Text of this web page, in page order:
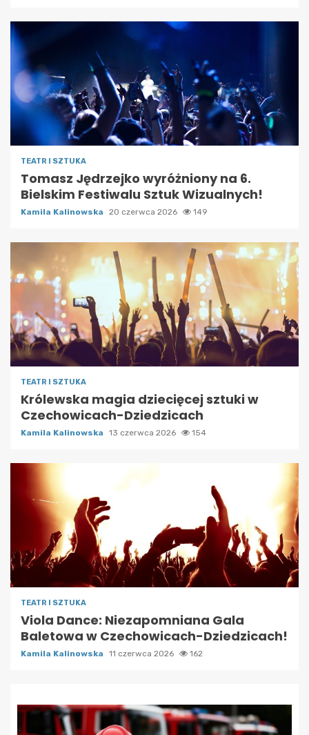
TEATR I SZTUKA
Tomasz Jędrzejko wyróżniony na 6.
Bielskim Festiwalu Sztuk Wizualnych!
Kamila Kalinowska 20 czerwca 2026 149
TEATR I SZTUKA
Królewska magia dziecięcej sztuki w
Czechowicach-Dziedzicach
Kamila Kalinowska 13 czerwca 2026 154
TEATR I SZTUKA
Viola Dance: Niezapomniana Gala
Baletowa w Czechowicach-Dziedzicach!
Kamila Kalinowska 11 czerwca 2026 162